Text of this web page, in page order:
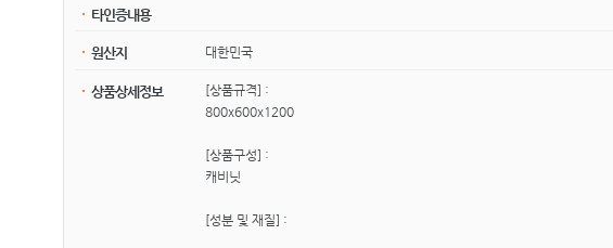
타인증내용
원산지 대한민국
상품상세정보
[상품규격] :
800x600x1200
[상품구성] :
캐비닛
[성분 및 재질] :